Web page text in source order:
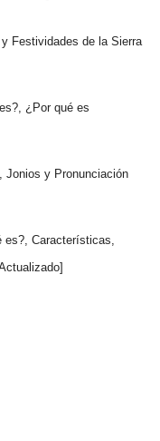
Festividades de la Sierra
¿Por qué es
Jonios y Pronunciación
es?, Características,